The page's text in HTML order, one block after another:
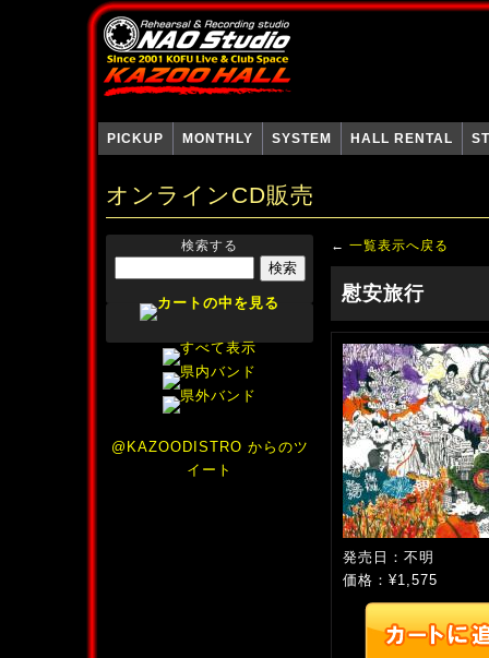
PICKUP MONTHLY SYSTEM HALL RENTAL
オンラインCD販売
検索する
@KAZOODISTRO からのツ
イート
← 一覧表示へ戻る
慰安旅行
発売日：不明
価格：¥1,575